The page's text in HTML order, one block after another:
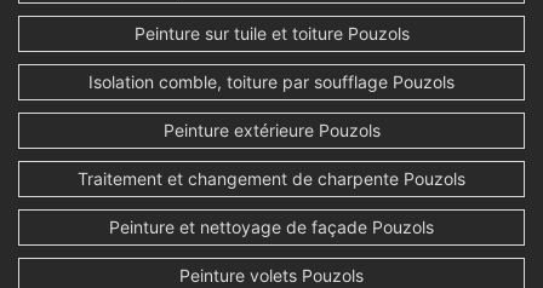
Peinture sur tuile et toiture Pouzols
Isolation comble, toiture par soufflage Pouzols
Peinture extérieure Pouzols
Traitement et changement de charpente Pouzols
Peinture et nettoyage de façade Pouzols
Peinture volets Pouzols